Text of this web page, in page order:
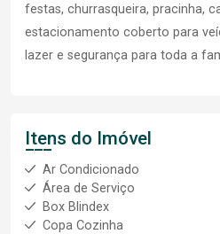
festas, churrasqueira, pracinha,
estacionamento coberto para
lazer e segurança para toda a
Itens do Imóvel
Ar Condicionado
Área de Serviço
Box Blindex
Copa Cozinha